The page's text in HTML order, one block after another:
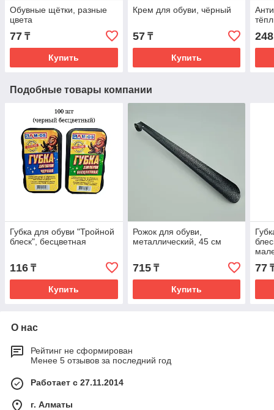
Обувные щётки, разные
цвета
77 ₸
Купить
Крем для обуви, чёрный
57₸
Купить
248
Подобные товары компании
Губка для обуви "Тройной
блеск", бесцветная
116 ₸
Купить
Рожок для обуви,
металлический, 45 см
715₸
Купить
77
О нас
Рейтинг не сформирован
Менее 5 отзывов за последний год
Работает с 27.11.2014
г. Алматы